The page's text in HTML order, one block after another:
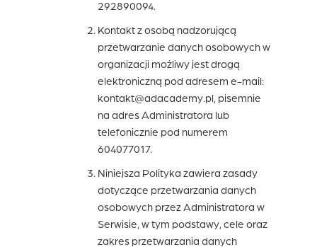
292890094.
Kontakt z osobą nadzorującą
przetwarzanie danych osobowych w
organizacji możliwy jest drogą
elektroniczną pod adresem e-mail:
kontakt@adacademy.pl, pisemnie
na adres Administratora lub
telefonicznie pod numerem
604077017.
Niniejsza Polityka zawiera zasady
dotyczące przetwarzania danych
osobowych przez Administratora w
Serwisie, w tym podstawy, cele oraz
zakres przetwarzania danych